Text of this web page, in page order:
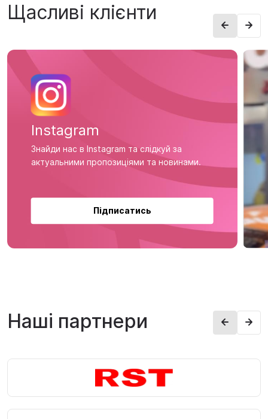
Щасливі клієнти
Instagram
Знайди нас в Instagram та слідкуй за
актуальними пропозиціями та новинами.
Підписатись
Наші партнери